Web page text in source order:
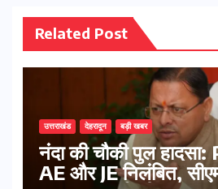
Related Post
उत्तराखंड देहरादून बड़ी खबर
नंदा की चौकी पुल
AE और JE निलंबित,